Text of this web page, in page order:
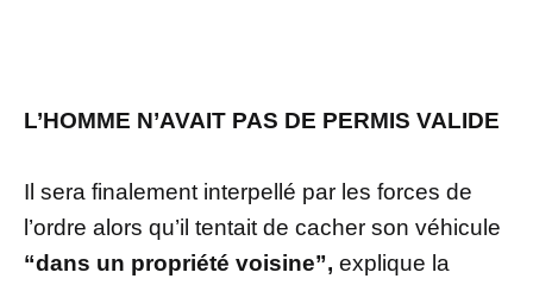
L’HOMME N’AVAIT PAS DE PERMIS VALIDE
Il sera finalement interpellé par les forces de
l’ordre alors qu’il tentait de cacher son véhicule
“dans un propriété voisine”, explique la